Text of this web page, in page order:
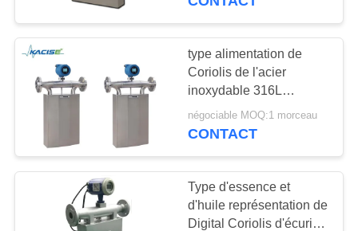
SUJET
DE
NOUS
D'USINE
CONTRÔLE
type alimentation de
Coriolis de l'acier
inoxydable 316L
d'énergie du mètre
24VDC d'écoulement de
négociable MOQ:1 morceau
CONTACT
Type d'essence et
d'huile représentation de
Digital Coriolis d'écurie